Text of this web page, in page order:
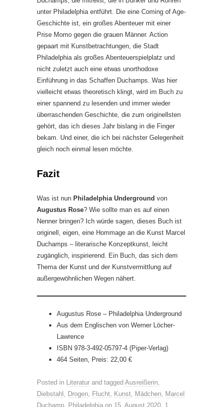
unter Philadelphia entführt. Die eine Coming of Age-
Geschichte ist, ein großes Abenteuer mit einer
Prise Momo gegen die grauen Männer. Action
gepaart mit Kunstbetrachtungen, die Stadt
Philadelphia als großes Abenteuerspielplatz und
nicht zuletzt auch eine etwas unorthodoxe
Einführung in das Schaffen Duchamps. Was hier
vielleicht etwas theoretisch klingt, wird im Buch zu
einer spannend zu lesenden und immer wieder
überraschenden Geschichte, die zum originellsten
gehört, das ich dieses Jahr bislang in die Finger
bekam. Und einer, die ich bei nächster Gelegenheit
gleich noch einmal lesen möchte.
Fazit
Was ist nun Philadelphia Underground von
Augustus Rose? Wie sollte man es auf einen
Nenner bringen? Ich würde sagen, dieses Buch ist
originell, eigen, eine Hommage an die Kunst Marcel
Duchamps – literarische Konzeptkunst, leicht
zugänglich, inspirierend. Ein Buch, das sich dem
Thema der Kunst und der Kunstvermittlung auf
außergewöhnlichen Wegen nähert.
Augustus Rose – Philadelphia Underground
Aus dem Englischen von Werner Löcher-
Lawrence
ISBN 978-3-492-05797-4 (Piper-Verlag)
464 Seiten, Preis: 22,00 €
Posted in Literatur and tagged Ausreißerin
Diebstahl
Drogen Flucht Kunst Mädchen
Marcel
Duchamp
Philadelphia on 15. August 2020 1